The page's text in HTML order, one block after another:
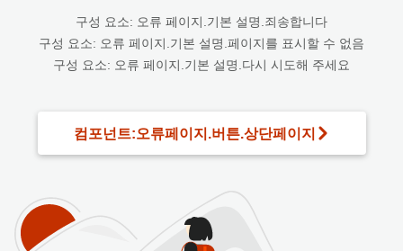
구성 요소: 오류 페이지.기본 설명.죄송합니다
구성 요소: 오류 페이지.기본 설명.페이지를 표시할 수 없음
구성 요소: 오류 페이지.기본 설명.다시 시도해 주세요
컴포넌트:오류페이지.버튼.상단페이지